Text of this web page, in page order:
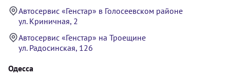
Автосервис «Генстар» в Голосеевском районе
ул. Криничная, 2
Автосервис «Генстар» на Троещине
ул. Радосинская, 126
Одесса